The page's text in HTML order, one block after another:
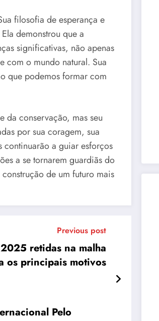
filosofia de esperança e
demonstrou que a
significativas, não apenas
com o mundo natural. Sua
que podemos formar com
da conservação, mas seu
por sua coragem, sua
continuarão a guiar esforços
a se tornarem guardiãs do
de um futuro mais
Previous post
retidas na malha
os principais motivos
Pelo